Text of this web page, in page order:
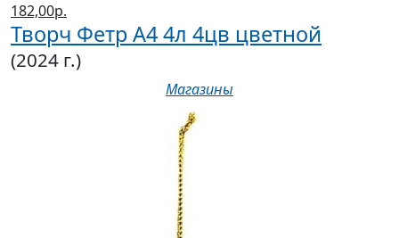
182,00р.
Творч Фетр А4 4л 4цв цветной
(2024 г.)
Магазины